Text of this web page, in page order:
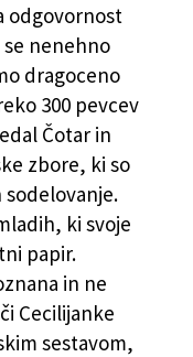
odgovornost
nenehno
dragoceno
300 pevcev
Čotar in
zbore, ki so
ki svoje
papir.
in ne
Cecilijanke
sestavom,